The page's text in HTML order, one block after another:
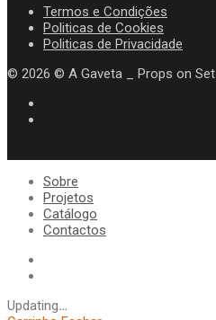
Termos e Condições
Politicas de Cookies
Politicas de Privacidade
© 2026 © A Gaveta _ Props on Set
Sobre
Projetos
Catálogo
Contactos
Updating…